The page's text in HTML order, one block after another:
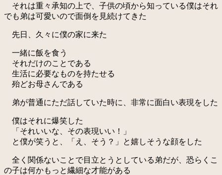
それは重々承知の上で、子供の頃から知っている僕はそれ
でも弟は可愛いので面倒を見続けてきた
先日、久々に僕の家に来た
一緒に飯を食う
それだけのことである
生活に必要なものを持たせる
殆どお母さんである
弟が普通にただ話していた時に、非常に面白い表現をした
僕はそれに爆笑した
「それいいな、その表現いい！」
と僕が笑うと、「え、そう？」と嬉しそうな顔をした
全く関係ないことで目立とうとしている弟だが、恐らくこ
の子は何かもっと繊細な才能がある